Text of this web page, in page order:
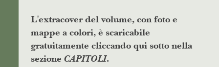
L'extracover del volume, con foto e
mappe a colori, è scaricabile
gratuitamente cliccando qui sotto nella
sezione CAPITOLI.